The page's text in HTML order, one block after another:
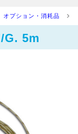
オプション・消耗品
G. 5m